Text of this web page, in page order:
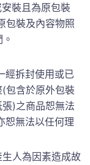
裝且為原包裝
包裝及內容物照
經拆封使用或已
包含於原外包裝
)之商品恕無法
恕無法以任何理
人為因素造成故